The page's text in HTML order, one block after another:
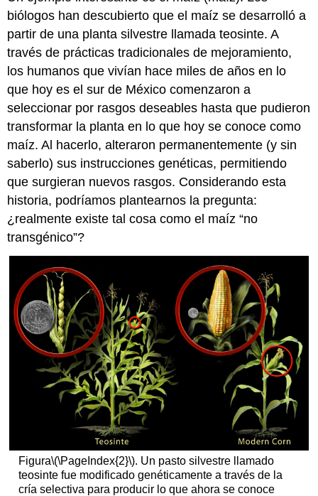
biólogos han descubierto que el maíz se desarrolló a
partir de una planta silvestre llamada teosinte. A
través de prácticas tradicionales de mejoramiento,
los humanos que vivían hace miles de años en lo
que hoy es el sur de México comenzaron a
seleccionar por rasgos deseables hasta que pudieron
transformar la planta en lo que hoy se conoce como
maíz. Al hacerlo, alteraron permanentemente (y sin
saberlo) sus instrucciones genéticas, permitiendo
que surgieran nuevos rasgos. Considerando esta
historia, podríamos plantearnos la pregunta:
¿realmente existe tal cosa como el maíz “no
transgénico”?
Figura\(\PageIndex{2}\). Un pasto silvestre llamado
teosinte fue modificado genéticamente a través de la
cría selectiva para producir lo que ahora se conoce